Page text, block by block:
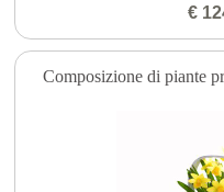
€
Composizione di piante